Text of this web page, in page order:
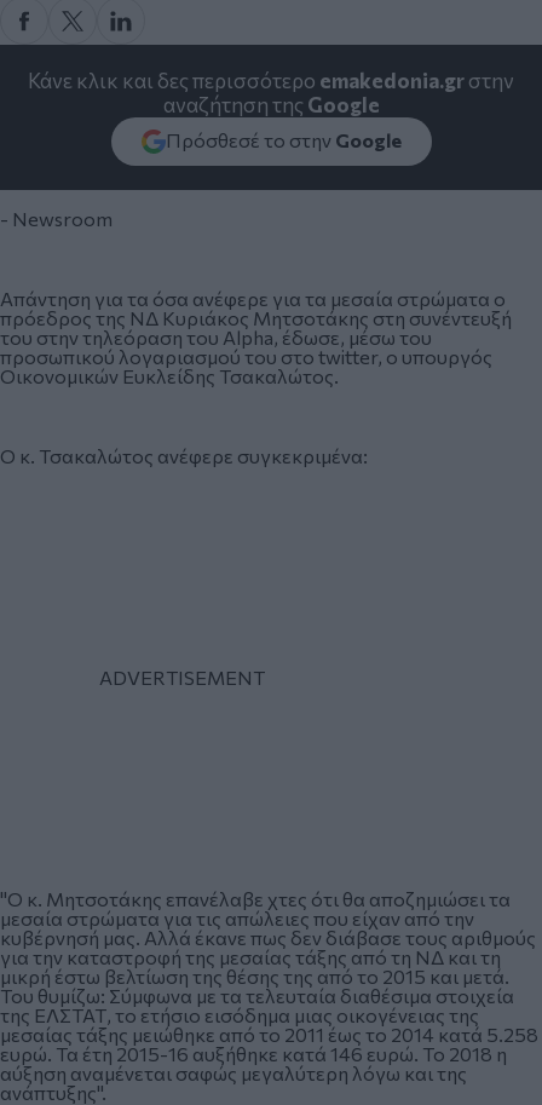
Κάνε κλικ και δες περισσότερο emakedonia.grστην
αναζήτηση της Google
Πρόσθεσέ το στην Google
- Newsroom
Απάντηση για τα όσα ανέφερε για τα μεσαία στρώματα ο
πρόεδρος της ΝΔ Κυριάκος Μητσοτάκης στη συνέντευξή
του στην τηλεόραση του Alpha, έδωσε, μέσω του
προσωπικού λογαριασμού του στο twitter, ο υπουργός
Οικονομικών Ευκλείδης Τσακαλώτος.
Ο κ. Τσακαλώτος ανέφερε συγκεκριμένα:
"Ο κ. Μητσοτάκης επανέλαβε χτες ότι θα αποζημιώσει τα
μεσαία στρώματα για τις απώλειες που είχαν από την
κυβέρνησή μας. Αλλά έκανε πως δεν διάβασε τους αριθμούς
για την καταστροφή της μεσαίας τάξης από τη ΝΔ και τη
μικρή έστω βελτίωση της θέσης της από το 2015 και μετά.
Του θυμίζω: Σύμφωνα με τα τελευταία διαθέσιμα στοιχεία
της ΕΛΣΤΑΤ, το ετήσιο εισόδημα μιας οικογένειας της
μεσαίας τάξης μειώθηκε από το 2011 έως το 2014 κατά 5.258
ευρώ. Τα έτη 2015-16 αυξήθηκε κατά 146 ευρώ. Το 2018 η
αύξηση αναμένεται σαφώς μεγαλύτερη λόγω και της
ανάπτυξης".